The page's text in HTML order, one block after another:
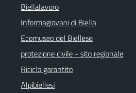
Biellalavoro
Informagiovani di Biella
Ecomuseo del Biellese
protezione civile - sito regionale
Riciclo garantito
Alpibiellesi